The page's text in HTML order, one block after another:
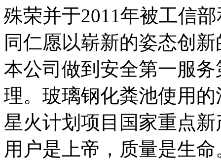
殊荣并于2011年被工信
同仁愿以崭新的姿态创
本公司做到安全第一服
理。玻璃钢化粪池使用
星火计划项目国家重点
用户是上帝，质量是生